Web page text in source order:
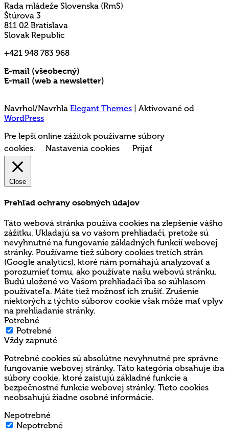
Rada mládeže Slovenska (RmS)
Štúrova 3
811 02 Bratislava
Slovak Republic
+421 948 783 968
E-mail (všeobecný)
E-mail (web a newsletter)
Navrhol/Navrhla Elegant Themes | Aktivované od
WordPress
Pre lepší online zážitok používame súbory
cookies.
Nastavenia cookies Prijať
Close
Prehľad ochrany osobných údajov
Táto webová stránka používa cookies na zlepšenie vášho
zážitku. Ukladajú sa vo vašom prehliadači, pretože sú
nevyhnutné na fungovanie základných funkcií webovej
stránky. Používame tiež súbory cookies tretích strán
(Google analytics), ktoré nám pomáhajú analyzovať a
porozumieť tomu, ako používate našu webovú stránku.
Budú uložené vo Vašom prehliadači iba so súhlasom
používateľa. Máte tiež možnosť ich zrušiť. Zrušenie
niektorých z týchto súborov cookie však môže mať vplyv
na prehliadanie stránky.
Potrebné
Potrebné
Vždy zapnuté
Potrebné cookies sú absolútne nevyhnutné pre správne
fungovanie webovej stránky. Táto kategória obsahuje iba
súbory cookie, ktoré zaisťujú základné funkcie a
bezpečnostné funkcie webovej stránky. Tieto cookies
neobsahujú žiadne osobné informácie.
Nepotrebné
Nepotrebné